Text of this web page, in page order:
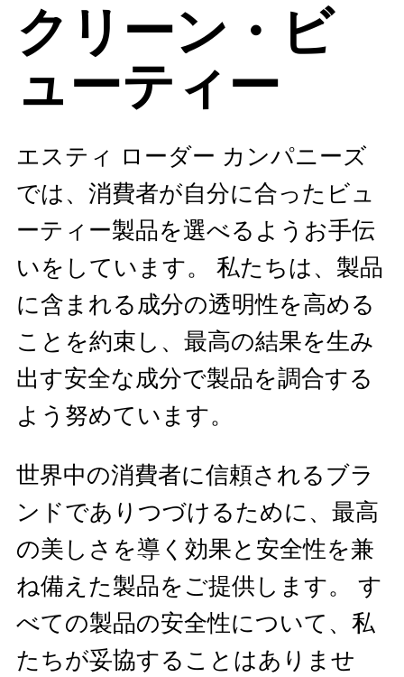
クリーン・ビ
ューティー
エスティ ローダー カンパニーズ
では、消費者が自分に合ったビュ
ーティー製品を選べるようお手伝
いをしています。 私たちは、製品
に含まれる成分の透明性を高める
ことを約束し、最高の結果を生み
出す安全な成分で製品を調合する
よう努めています。
世界中の消費者に信頼されるブラ
ンドでありつづけるために、最高
の美しさを導く効果と安全性を兼
ね備えた製品をご提供します。 す
べての製品の安全性について、私
たちが妥協することはありませ